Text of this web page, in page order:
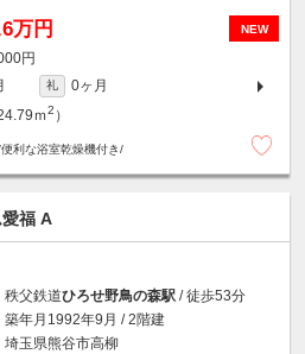
NEW
万円
円
礼
0ヶ月
ｍ2 ）
利な浴室乾燥機付き/
福 A
秩父鉄道ひろせ野鳥の森駅 / 徒歩53分
築年月1992年9月 / 2階建
埼玉県熊谷市高柳